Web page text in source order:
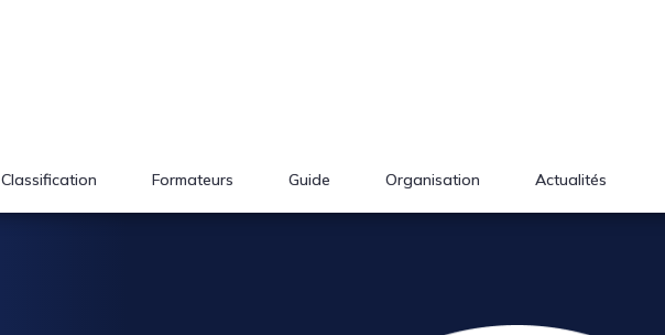
Classification Formateurs Guide Organisation Actualités